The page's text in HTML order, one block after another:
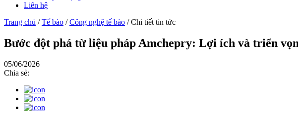
Liên hệ
Trang chủ /Tế bào /Công nghệ tế bào /Chi tiết tin tức
Bước đột phá từ liệu pháp Amchepry: Lợi ích và triển
05/06/2026
Chia sẻ: